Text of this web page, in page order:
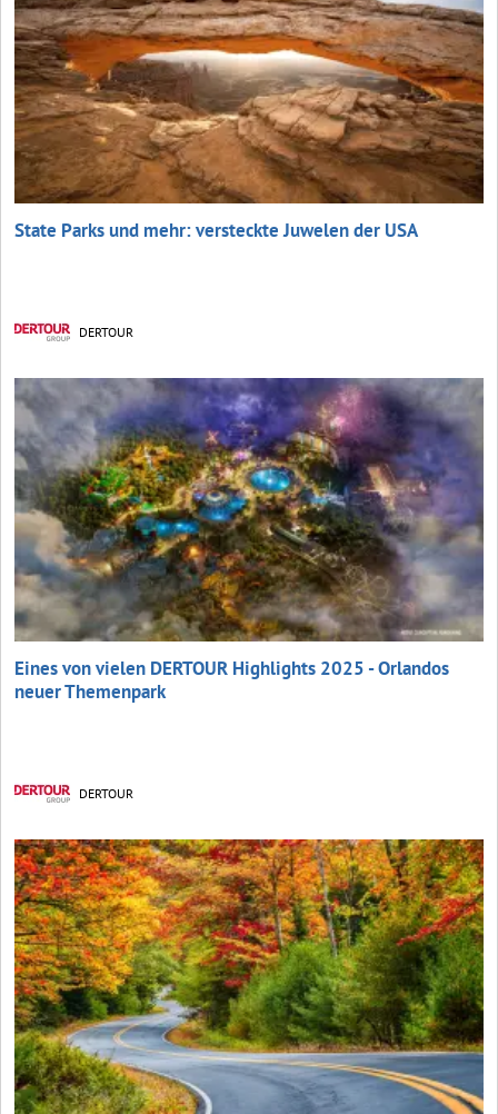
State Parks und mehr: versteckte Juwelen der USA
DERTOUR
Eines von vielen DERTOUR Highlights 2025 - Orlandos
neuer Themenpark
DERTOUR